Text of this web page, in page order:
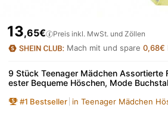
13,65€ Preis inkl. MwSt. und Zöllen
Mach mit und spare0,68€
9 Stück Teenager Mädchen Assortierte
ester Bequeme Höschen, Mode
#1 Bestseller in Teenager Mädchen